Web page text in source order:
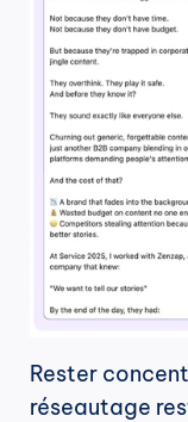
Rester
réseautage